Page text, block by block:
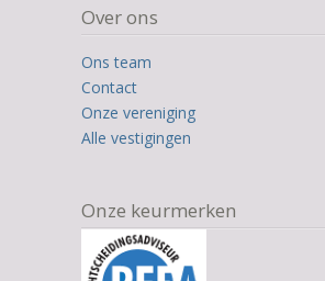
on
12.345
ratings
Over ons
Ons team
Contact
Onze vereniging
Alle vestigingen
Onze keurmerken